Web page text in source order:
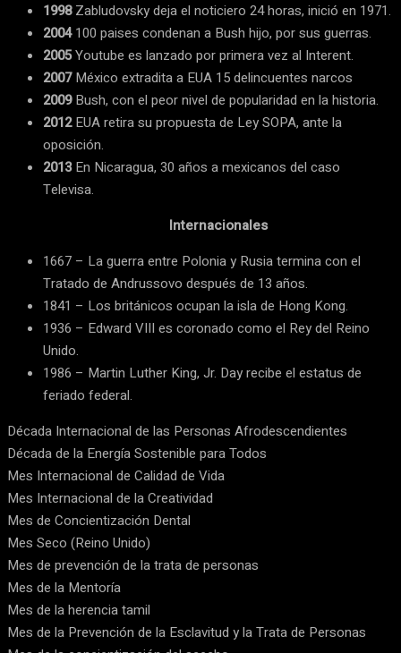
1998Zabludovsky deja el noticiero 24 horas, inició en 1971.
2004100 paises condenan a Bush hijo, por sus guerras.
2005Youtube es lanzado por primera vez al Interent.
2007México extradita a EUA 15 delincuentes narcos
2009Bush, con el peor nivel de popularidad en la historia.
2012EUA retira su propuesta de Ley SOPA, ante la
oposición.
2013En Nicaragua, 30 años a mexicanos del caso
Televisa.
Internacionales
1667 – La guerra entre Polonia y Rusia termina con el
Tratado de Andrussovo después de 13 años.
1841 – Los británicos ocupan la isla de Hong Kong.
1936 – Edward VIII es coronado como el Rey del Reino
Unido.
1986 – Martin Luther King, Jr. Day recibe el estatus de
feriado federal.
Década Internacional de las Personas Afrodescendientes
Década de la Energía Sostenible para Todos
Mes Internacional de Calidad de Vida
Mes Internacional de la Creatividad
Mes de Concientización Dental
Mes Seco (Reino Unido)
Mes de prevención de la trata de personas
Mes de la Mentoría
Mes de la herencia tamil
Mes de la Prevención de la Esclavitud y la Trata de Personas